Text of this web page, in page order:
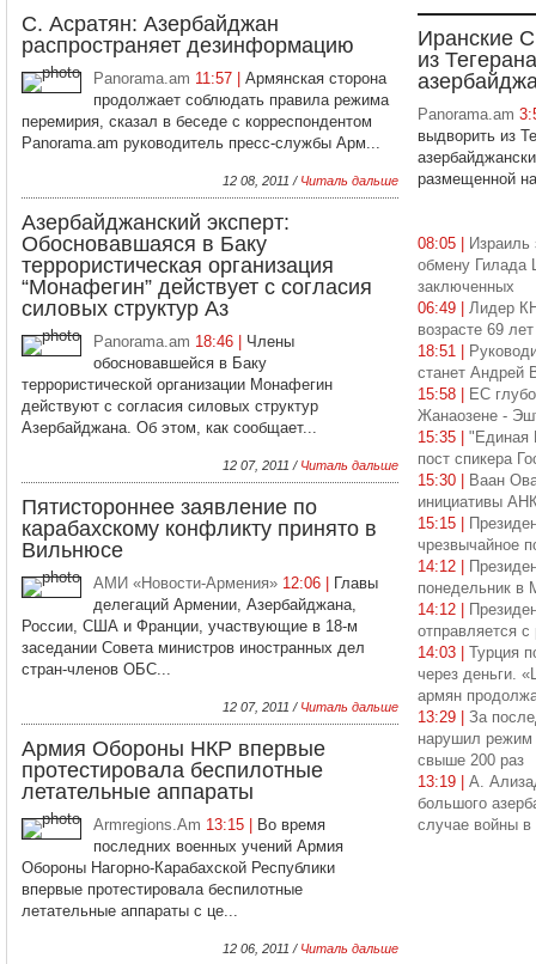
С. Асратян: Азербайджан
распространяет дезинформацию
Panorama.am 11:57 | Армянская сторона
продолжает соблюдать правила режима
перемирия, сказал в беседе с корреспондентом
Panorama.am руководитель пресс-службы Арм...
12 08, 2011 / Читаль дальше
Азербайджанский эксперт:
Обосновавшаяся в Баку
террористическая организация
“Монафегин” действует с согласия
силовых структур Аз
Panorama.am 18:46 | Члены
обосновавшейся в Баку
террористической организации Монафегин
действуют с согласия силовых структур
Азербайджана. Об этом, как сообщает...
12 07, 2011 / Читаль дальше
Пятистороннее заявление по
карабахскому конфликту принято в
Вильнюсе
АМИ «Новости-Армения» 12:06 |
Главы
делегаций Армении, Азербайджана,
России, США и Франции, участвующие в 18-м
заседании Совета министров иностранных дел
стран-членов ОБС...
12 07, 2011 / Читаль дальше
Армия Обороны НКР впервые
протестировала беспилотные
летательные аппараты
Armregions.Am 13:15 |
Во время
последних военных учений Армия
Обороны Нагорно-Карабахской Республики
впервые протестировала беспилотные
летательные аппараты с це...
12 06, 2011 / Читаль дальше
Иранские
из
Panorama.am
выдворить из
размещенной
08:05 |
Израиль
обмену Гилада
заключенных
06:49 | Лидер
возрасте 69
18:51 |
станет Андрей
15:58 |
ЕС
Жанаозене -
15:35 | "Единая
пост спикера
15:30 |
Ваан
инициативы
15:15 |
чрезвычайное
14:12 |
понедельник в
14:12 |
отправляется
14:03 | Турция
через деньги.
армян
13:29 | За
нарушил режим
свыше 200 раз
13:19 | А.
большого
случае войны